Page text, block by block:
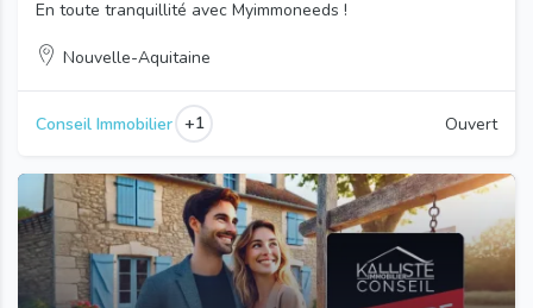
En toute tranquillité avec Myimmoneeds !
Nouvelle-Aquitaine
Conseil Immobilier +1 Ouvert